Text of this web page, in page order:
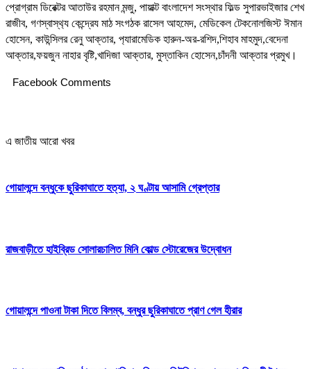
প্রোগ্রাম ডিরেক্টর আতাউর রহমান মন্জু, পায়াক্ট বাংলাদেশ সংস্থার ফিল্ড সুপারভাইজার শেখ
রাজীব, গণস্বাস্থ‍্য কেন্দ্রেয মাঠ সংগঠক রাসেল আহমেদ, মেডিকেল টেকনোলজিস্ট ঈমান
হোসেন, কাউন্সিলর রেনু আক্তার, প‍্যারামেডিক হারুন-অর-রশিদ,শিহাব মাহমুদ,বেদেনা
আক্তার,ফয়জুন নাহার বৃষ্টি,খাদিজা আক্তার, মুস্তাকিন হোসেন,চাঁদনী আক্তার প্রমুখ।
Facebook Comments
এ জাতীয় আরো খবর
গোয়ালন্দে বন্ধুকে ছুরিকাঘাতে হত্যা, ২ ঘণ্টায় আসামি গ্রেপ্তার
রাজবাড়ীতে হাইব্রিড সোলারচালিত মিনি কোল্ড স্টোরেজের উদ্বোধন
গোয়ালন্দে পাওনা টাকা দিতে বিলম্ব, বন্ধুর ছুরিকাঘাতে প্রাণ গেল হীরার